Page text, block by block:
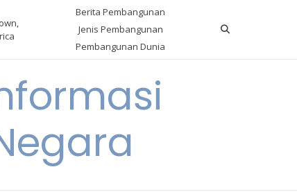
Berita Pembangunan
Jenis Pembangunan
Pembangunan Dunia